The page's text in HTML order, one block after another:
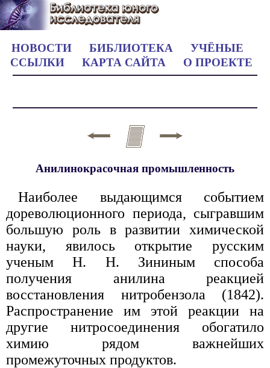
НОВОСТИ БИБЛИОТЕКА
УЧЁНЫЕ
ССЫЛКИ
КАРТА САЙТА О ПРОЕКТЕ
Анилинокрасочная промышленность
Наиболее выдающимся событием
дореволюционного периода, сыгравшим
большую роль в развитии химической
науки, явилось открытие русским
ученым Н. Н. Зининым способа
получения анилина реакцией
восстановления нитробензола (1842).
Распространение им этой реакции на
другие нитросоединения обогатило
химию рядом важнейших
промежуточных продуктов.